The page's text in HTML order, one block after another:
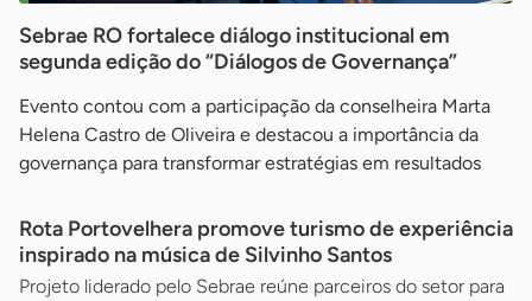
Sebrae RO fortalece diálogo institucional em
segunda edição do “Diálogos de Governança”
Evento contou com a participação da conselheira Marta
Helena Castro de Oliveira e destacou a importância da
governança para transformar estratégias em resultados
Rota Portovelhera promove turismo de experiência
inspirado na música de Silvinho Santos
Projeto liderado pelo Sebrae reúne parceiros do setor para